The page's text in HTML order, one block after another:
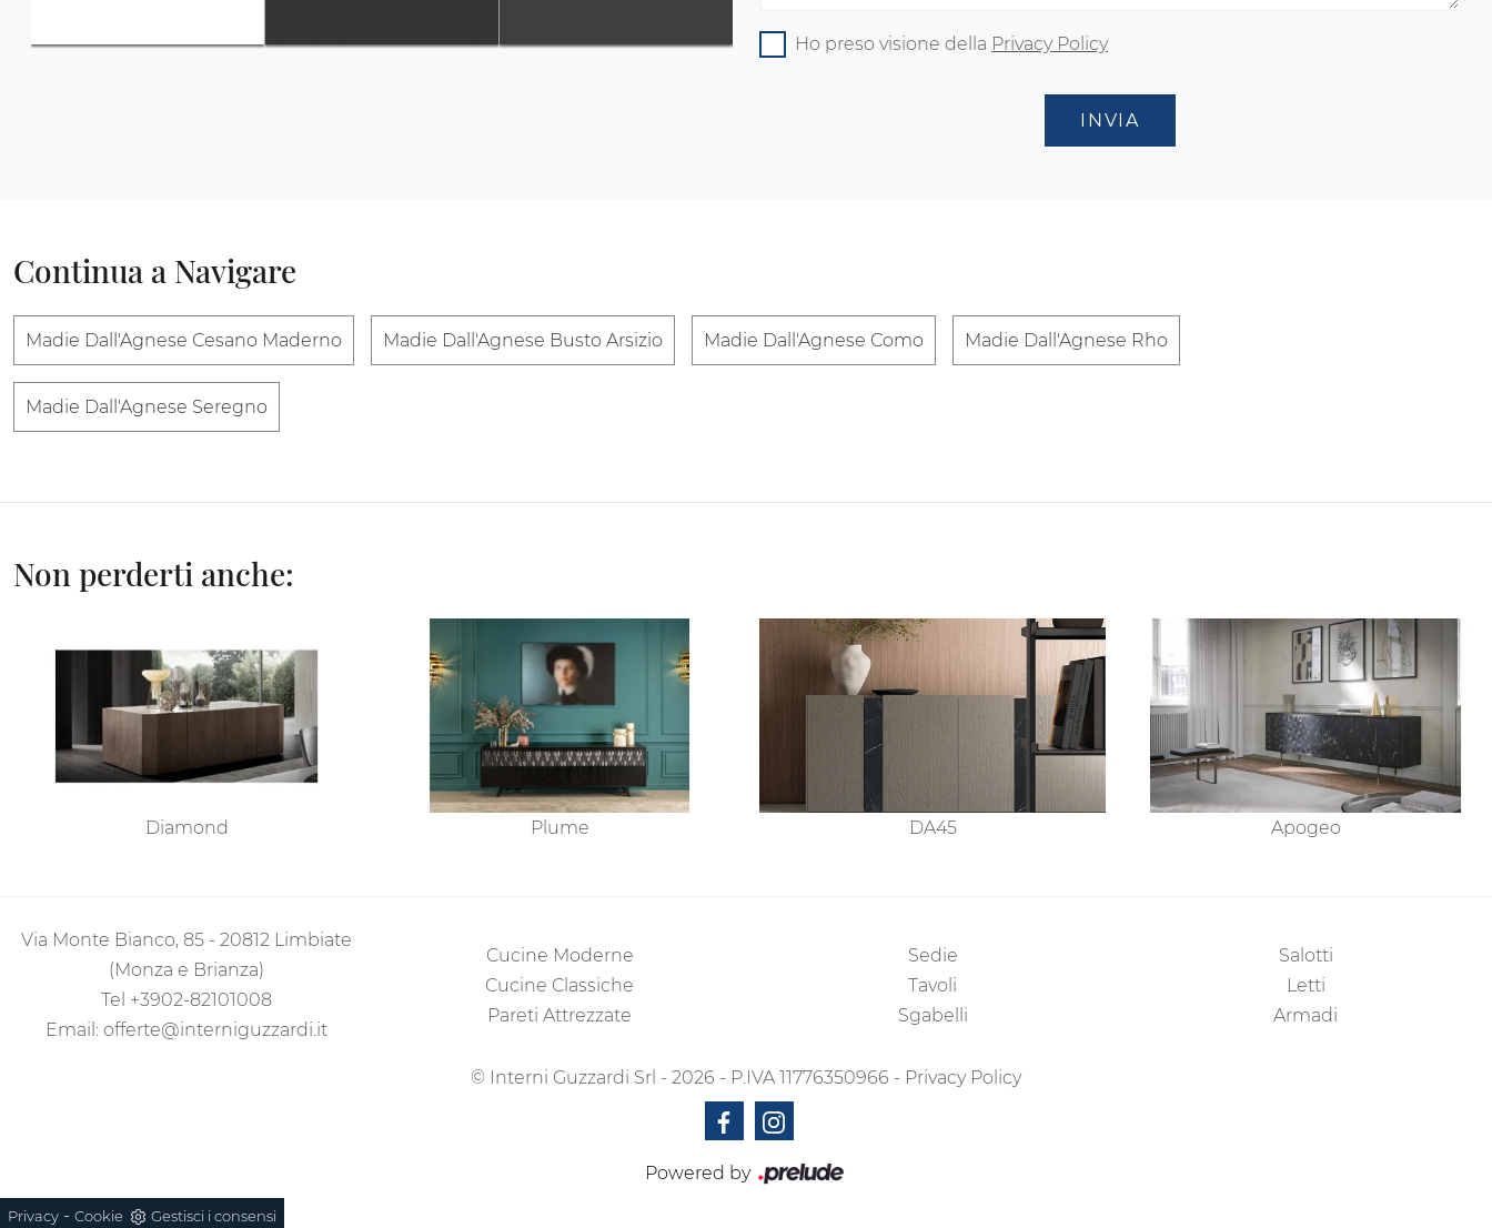
Ho preso visione della Privacy Policy
INVIA
Continua a Navigare
Madie Dall'Agnese Cesano Maderno Madie Dall'Agnese Busto Arsizio Madie Dall'Agnese Como Madie Dall'Agnese Rho
Madie Dall'Agnese Seregno
Non perderti anche:
Diamond Plume DA45 Apogeo
Via Monte Bianco, 85 - 20812 Limbiate
(Monza e Brianza)
Tel +3902-82101008
Email: offerte@interniguzzardi.it
Cucine Moderne
Cucine Classiche
Pareti Attrezzate
Sedie
Tavoli
Sgabelli
Salotti
Letti
Armadi
© Interni Guzzardi Srl - 2026 - P.IVA 11776350966 - Privacy Policy
Powered by
Privacy - Cookie Gestisci i consensi